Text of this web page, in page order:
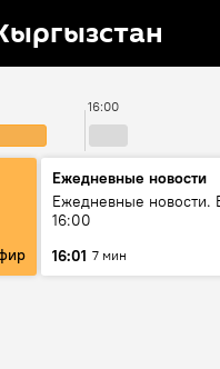
16:00
Ежедневные новости
Ежедневные новости.
16:00
16:01 7 мин